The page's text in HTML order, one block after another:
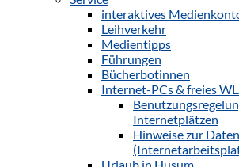
interaktives
Leihverkehr
Medientipps
Führungen
Bücherbotinnen
Internet-PCs & freies
Internetplätzen
Hinweise zur